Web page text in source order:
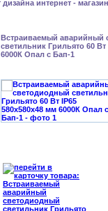
Встраиваемый аварийный
светильник Грильято 60 Вт
6000К Опал с Бап-1